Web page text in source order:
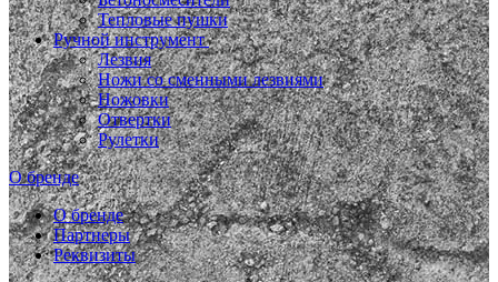
Тепловые пушки
Ручной инструмент
Лезвия
Ножи со сменными лезвиями
Ножовки
Отвертки
Рулетки
О бренде
О бренде
Партнеры
Реквизиты